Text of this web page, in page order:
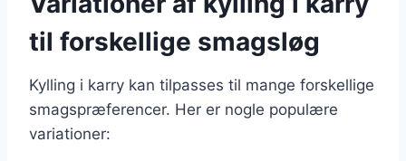
til forskellige smagsløg
Kylling i karry kan tilpasses til mange forskellige
smagspræferencer. Her er nogle populære
variationer: